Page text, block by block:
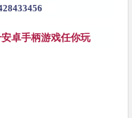
卓手柄游戏任你玩